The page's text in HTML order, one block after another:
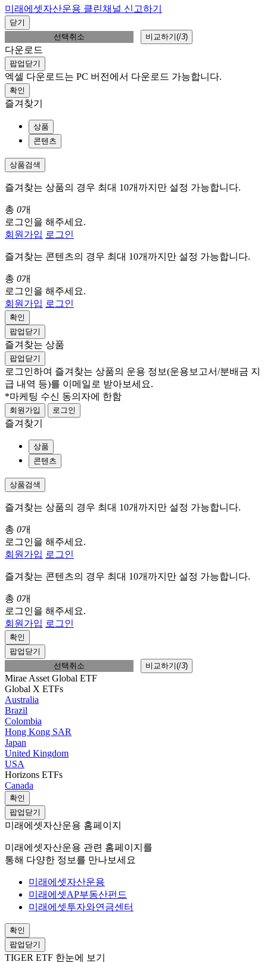
미래에셋자산운용 클린채널 신고하기
닫기
선택취소
비교하기(/3)
다운로드
팝업닫기
엑셀 다운로드는 PC 버전에서 다운로드 가능합니다.
확인
즐겨찾기
상품
콘텐츠
상품검색
즐겨찾는 상품의 경우 최대 10개까지만 설정 가능합니다.
총 0개
로그인을 해주세요.
회원가입 로그인
즐겨찾는 콘텐츠의 경우 최대 10개까지만 설정 가능합니다.
총 0개
로그인을 해주세요.
회원가입 로그인
확인
팝업닫기
즐겨찾는 상품
팝업닫기
로그인하여 즐겨찾는 상품의 운용 정보(운용보고서/분배금 지
급 내역 등)를 이메일로 받아보세요.
*마케팅 수신 동의자에 한함
회원가입 로그인
즐겨찾기
상품
콘텐츠
상품검색
즐겨찾는 상품의 경우 최대 10개까지만 설정 가능합니다.
총 0개
로그인을 해주세요.
회원가입 로그인
즐겨찾는 콘텐츠의 경우 최대 10개까지만 설정 가능합니다.
총 0개
로그인을 해주세요.
회원가입 로그인
확인
팝업닫기
선택취소
비교하기(/3)
Mirae Asset Global ETF
Global X ETFs
Australia
Brazil
Colombia
Hong Kong SAR
Japan
United Kingdom
USA
Horizons ETFs
Canada
확인
팝업닫기
미래에셋자산운용 홈페이지
미래에셋자산운용 관련 홈페이지를
통해 다양한 정보를 만나보세요
미래에셋자산운용
미래에셋AP부동산펀드
미래에셋투자와연금센터
확인
팝업닫기
TIGER ETF 한눈에 보기